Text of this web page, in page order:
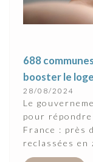
688
booster le
28/08/2024
Le
pour
France : près
reclassées en